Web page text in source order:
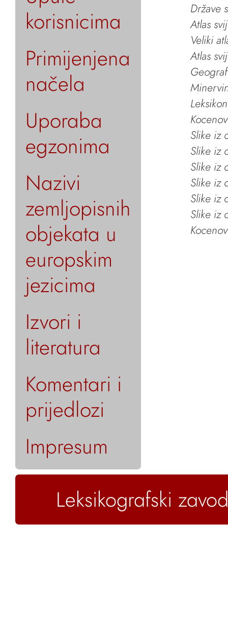
korisnicima
Primijenjena
načela
Uporaba
egzonima
Nazivi
zemljopisnih
objekata u
europskim
jezicima
Izvori i
literatura
Komentari i
prijedlozi
Impresum
Države
Atlas
Veliki
Atlas
Slike iz
Slike iz
Slike iz
Slike iz
Slike iz
Slike iz
Leksikografski